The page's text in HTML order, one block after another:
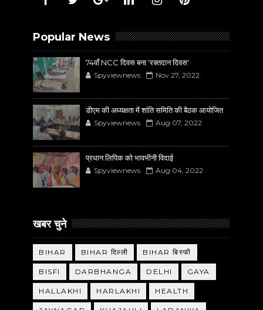
Popular News
74वाँ NCC दिवस बना 'रक्तदान दिवस'
Spyviewnews Nov 27, 2022
डीएम की अध्यक्षता में शांति समिति की बैठक आयोजित
Spyviewnews Aug 07, 2022
प्रधान लिपिक को भावभीनी विदाई
Spyviewnews Aug 04, 2022
खबर चुने
BIHAR BIHAR दिल्ली BIHAR बिस्फी
BISFI DARBHANGA DELHI GAYA
HALLAKHI HARLAKHI HEALTH